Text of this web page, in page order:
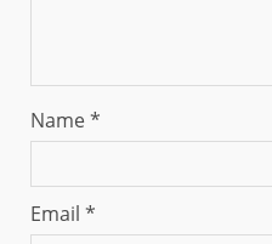
Name*
Email *